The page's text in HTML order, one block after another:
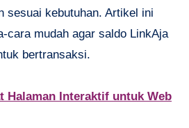
sesuai kebutuhan. Artikel ini
cara mudah agar saldo LinkAja
bertransaksi.
Halaman Interaktif untuk Web